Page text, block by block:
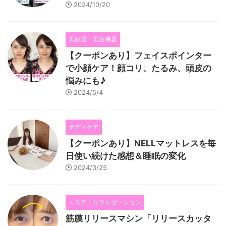
2024/10/20
美顔器・美容機器
【クーポンあり】フェイスポインター
で小顔ケア！顔コリ、たるみ、頭皮の
悩みにも♪
2024/5/4
ボディケア
【クーポンあり】NELLマットレスを毎
日使い続けた感想＆睡眠の変化
2024/3/25
エステ・リラクゼーション
筋膜リリースマシン「リリースカッタ